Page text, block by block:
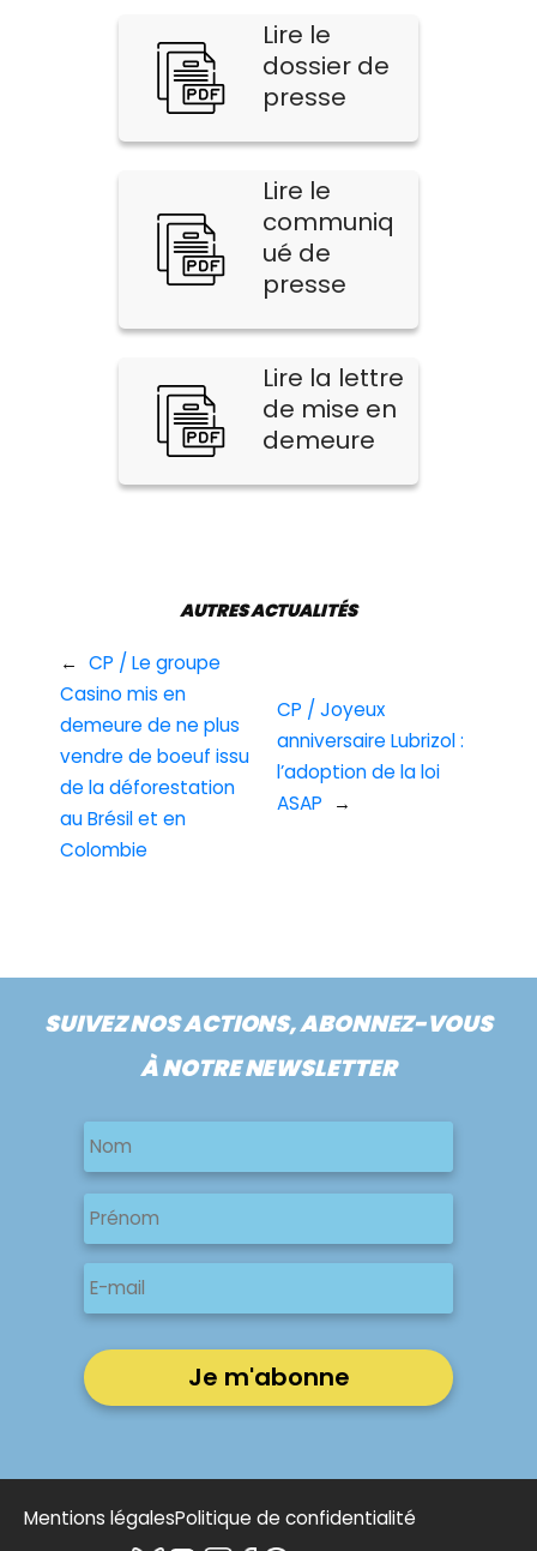
Lire le
dossier de
presse
Lire le
communiq
ué de
presse
Lire la lettre
de mise en
demeure
← CP / Le groupe
Casino mis en
demeure de ne plus
vendre de boeuf issu
de la déforestation
au Brésil et en
Colombie
AUTRES ACTUALITÉS
CP / Joyeux
anniversaire Lubrizol :
l’adoption de la loi
ASAP
→
SUIVEZ NOS ACTIONS, ABONNEZ-VOUS
À NOTRE NEWSLETTER
Nom
Nom
Nom
Prénom
E-
mail
Mentions légalesPolitique de confidentialité